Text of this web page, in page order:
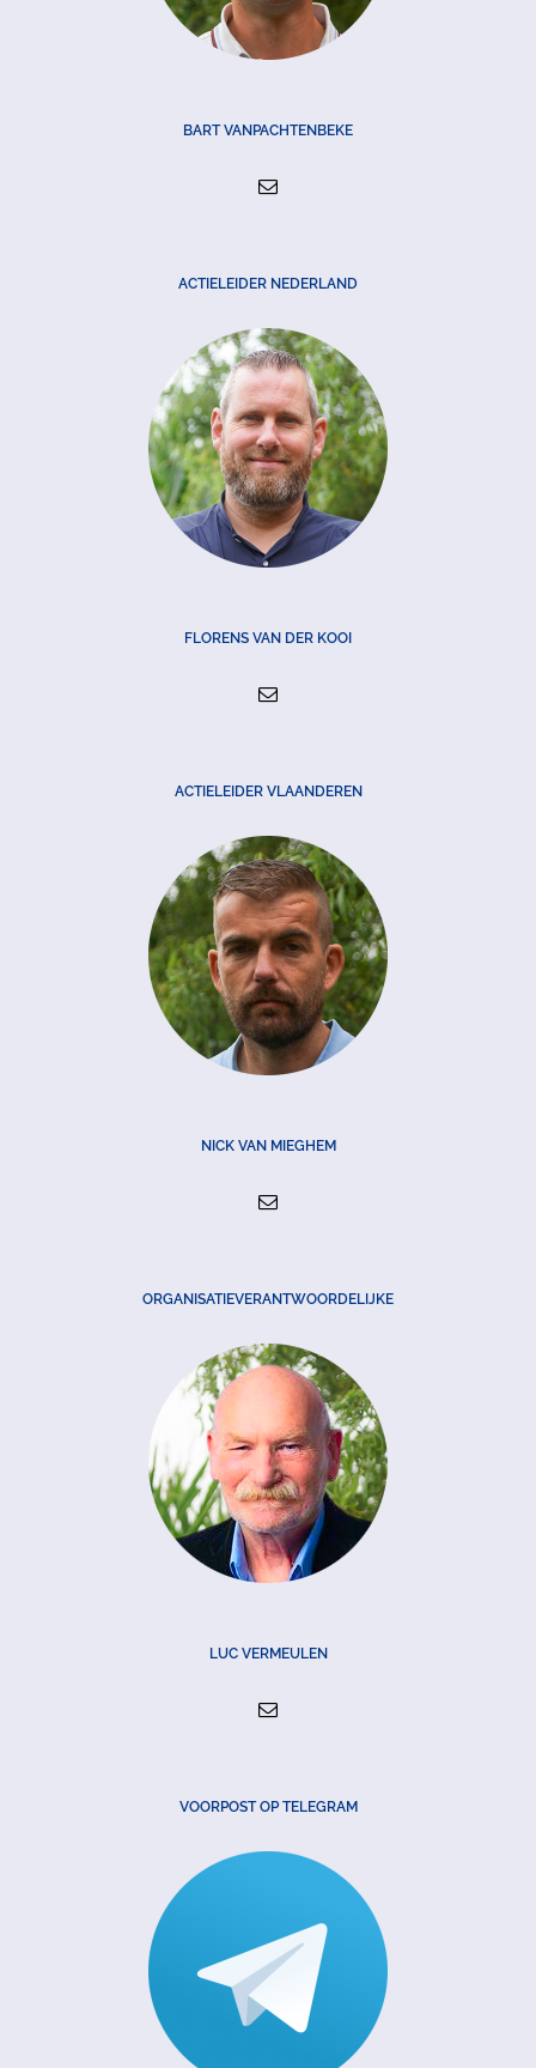
BART VANPACHTENBEKE
ACTIELEIDER NEDERLAND
FLORENS VAN DER KOOI
ACTIELEIDER VLAANDEREN
NICK VAN MIEGHEM
ORGANISATIEVERANTWOORDELIJKE
LUC VERMEULEN
VOORPOST OP TELEGRAM